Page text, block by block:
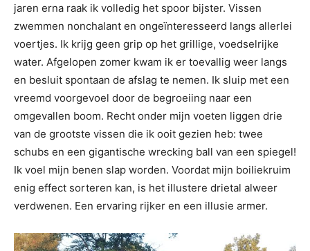
jaren erna raak ik volledig het spoor bijster. Vissen
zwemmen nonchalant en ongeïnteresseerd langs allerlei
voertjes. Ik krijg geen grip op het grillige, voedselrijke
water. Afgelopen zomer kwam ik er toevallig weer langs
en besluit spontaan de afslag te nemen. Ik sluip met een
vreemd voorgevoel door de begroeiing naar een
omgevallen boom. Recht onder mijn voeten liggen drie
van de grootste vissen die ik ooit gezien heb: twee
schubs en een gigantische wrecking ball van een spiegel!
Ik voel mijn benen slap worden. Voordat mijn boiliekruim
enig effect sorteren kan, is het illustere drietal alweer
verdwenen. Een ervaring rijker en een illusie armer.